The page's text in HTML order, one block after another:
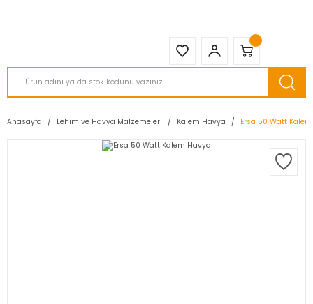
Anasayfa Lehim ve Havya Malzemeleri Kalem Havya Ersa 50 Watt